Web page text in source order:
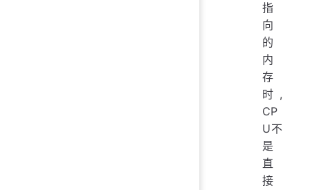
指
向
的
内
存
时,
CP
U不
是
直
接